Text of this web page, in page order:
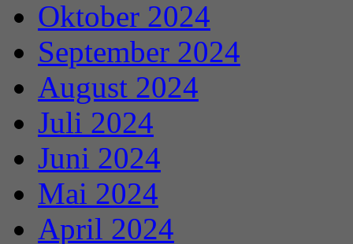
Oktober 2024
September 2024
August 2024
Juli 2024
Juni 2024
Mai 2024
April 2024